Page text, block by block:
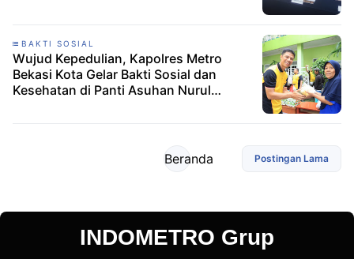
BAKTI SOSIAL
Wujud Kepedulian, Kapolres Metro
Bekasi Kota Gelar Bakti Sosial dan
Kesehatan di Panti Asuhan Nurul
Postingan Lama
Beranda
INDOMETRO Grup